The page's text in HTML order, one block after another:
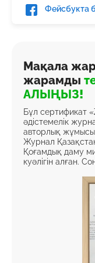
Фейсбукта
Мақала
жарамды
АЛЫҢЫЗ!
Бұл сертификат
әдістемелік
авторлық
Журнал
Қоғамдық даму
куәлігін алған.